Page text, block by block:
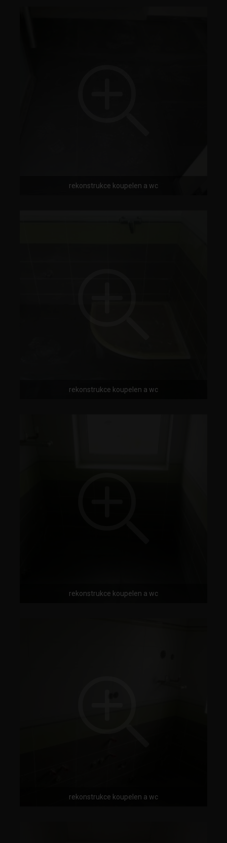
rekonstrukce koupelen a wc
rekonstrukce koupelen a wc
rekonstrukce koupelen a wc
rekonstrukce koupelen a wc